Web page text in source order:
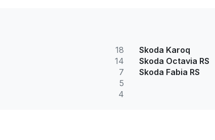
18
14
7
5
4
Skoda Karoq
Skoda Octavia RS
Skoda Fabia RS